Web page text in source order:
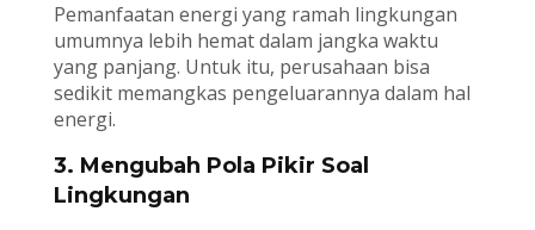
Pemanfaatan energi yang ramah lingkungan
umumnya lebih hemat dalam jangka waktu
yang panjang. Untuk itu, perusahaan bisa
sedikit memangkas pengeluarannya dalam hal
energi.
3. Mengubah Pola Pikir Soal
Lingkungan